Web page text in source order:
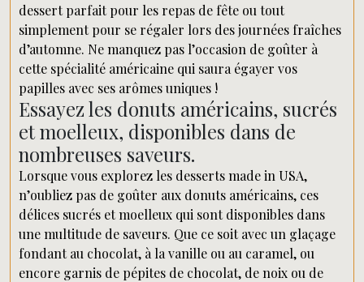
dessert parfait pour les repas de fête ou tout
simplement pour se régaler lors des journées fraîches
d’automne. Ne manquez pas l’occasion de goûter à
cette spécialité américaine qui saura égayer vos
papilles avec ses arômes uniques !
Essayez les donuts américains, sucrés
et moelleux, disponibles dans de
nombreuses saveurs.
Lorsque vous explorez les desserts made in USA,
n’oubliez pas de goûter aux donuts américains, ces
délices sucrés et moelleux qui sont disponibles dans
une multitude de saveurs. Que ce soit avec un glaçage
fondant au chocolat, à la vanille ou au caramel, ou
encore garnis de pépites de chocolat, de noix ou de